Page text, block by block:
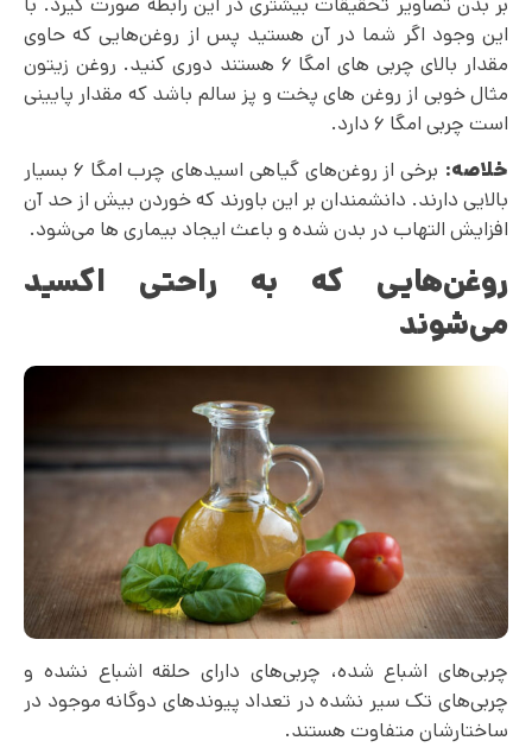
این وجود اگر شما در آن هستید پس از روغن‌هایی که حاوی
مقدار بالای چربی های امگا ۶ هستند دوری کنید. روغن زیتون
مثال خوبی از روغن های پخت و پز سالم باشد که مقدار پایینی
است چربی امگا ۶ دارد.
خلاصه:
برخی از روغن‌های گیاهی اسیدهای چرب امگا ۶ بسیار
بالایی دارند. دانشمندان بر این باورند که خوردن بیش از حد آن
افزایش التهاب در بدن شده و باعث ایجاد بیماری ها می‌شود.
روغن‌هایی که به راحتی اکسید
می‌شوند
چربی‌های اشباع شده، چربی‌‌های دارای حلقه اشباع نشده و
چربی‌‌های تک سیر نشده در تعداد پیوندهای دوگانه موجود در
ساختارشان متفاوت هستند.